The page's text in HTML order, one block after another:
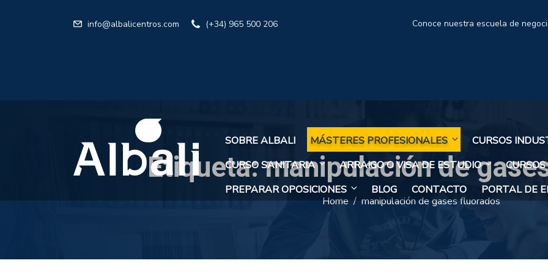
info@albalicentros.com (+34) 965 500 206
Conoce nuestra escuela de
SOBRE ALBALI MÁSTERES PROFESIONALES
CURSOS
CURSO SANITARIA
ARRAIGO O VISA DE ESTUDIO
PREPARAR OPOSICIONES
BLOG CONTACTO PORTAL DE
Etiqueta:manipulación de
Home manipulación de gases fluorados